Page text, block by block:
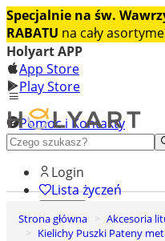
Specjalnie na św.
RABATU na cały
Holyart APP
App Store
Play Store
Pomoc i Kontakty
+48 222 922 860
Odkryj
Login
Lista życzeń
0
Koszyk
Strona główna Akcesoria
Kielichy Puszki Pateny